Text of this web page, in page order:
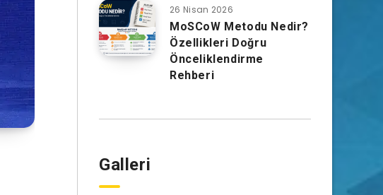
26 Nisan 2026
MoSCoW Metodu Nedir?
Özellikleri Doğru
Önceliklendirme
Rehberi
Galleri